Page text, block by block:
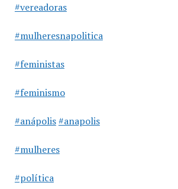
#vereadoras
#mulheresnapolitica
#feministas
#feminismo
#anápolis#anapolis
#mulheres
#política